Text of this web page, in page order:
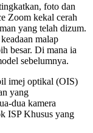
foto dan
Zoom kekal cerah
yang telah dizum.
malap
besar. Di mana ia
sebelumnya.
imej optikal (OIS)
yang
dua kamera
ISP Khusus yang